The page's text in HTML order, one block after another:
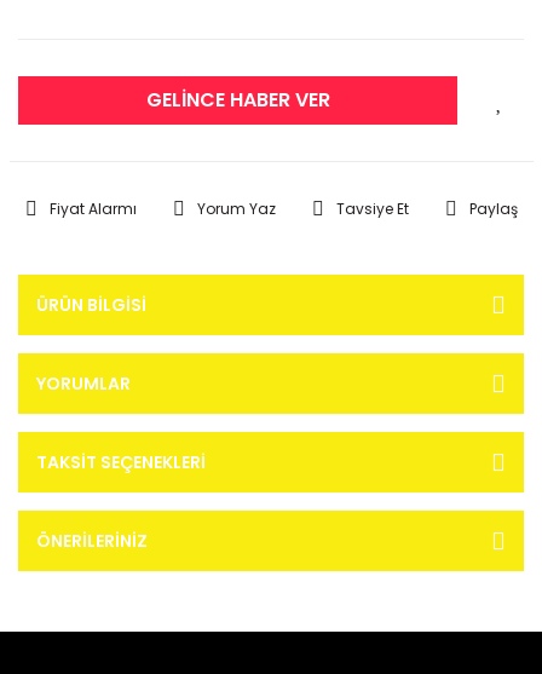
GELİNCE HABER VER
Fiyat Alarmı Yorum Yaz Tavsiye Et Paylaş
ÜRÜN BILGISI
YORUMLAR
TAKSIT SEÇENEKLERI
ÖNERILERINIZ